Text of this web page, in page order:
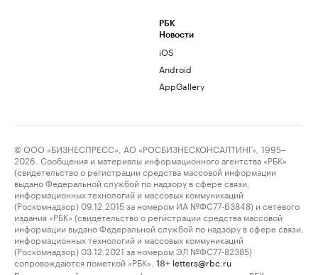
РБК
Новости
iOS
Android
AppGallery
© ООО «БИЗНЕСПРЕСС», АО «РОСБИЗНЕСКОНСАЛТИНГ», 1995–
2026. Сообщения и материалы информационного агентства «РБК»
(свидетельство о регистрации средства массовой информации
выдано Федеральной службой по надзору в сфере связи,
информационных технологий и массовых коммуникаций
(Роскомнадзор) 09.12.2015 за номером ИА №ФС77-63848) и сетевого
издания «РБК» (свидетельство о регистрации средства массовой
информации выдано Федеральной службой по надзору в сфере связи,
информационных технологий и массовых коммуникаций
(Роскомнадзор) 03.12.2021 за номером ЭЛ №ФС77-82385)
сопровождаются пометкой «РБК».
18+ letters@rbc.ru